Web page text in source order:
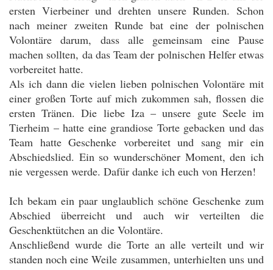
ersten Vierbeiner und drehten unsere Runden. Schon
nach meiner zweiten Runde bat eine der polnischen
Volontäre darum, dass alle gemeinsam eine Pause
machen sollten, da das Team der polnischen Helfer etwas
vorbereitet hatte.
Als ich dann die vielen lieben polnischen Volontäre mit
einer großen Torte auf mich zukommen sah, flossen die
ersten Tränen. Die liebe Iza – unsere gute Seele im
Tierheim – hatte eine grandiose Torte gebacken und das
Team hatte Geschenke vorbereitet und sang mir ein
Abschiedslied. Ein so wunderschöner Moment, den ich
nie vergessen werde. Dafür danke ich euch von Herzen!
Ich bekam ein paar unglaublich schöne Geschenke zum
Abschied überreicht und auch wir verteilten die
Geschenktütchen an die Volontäre.
Anschließend wurde die Torte an alle verteilt und wir
standen noch eine Weile zusammen, unterhielten uns und